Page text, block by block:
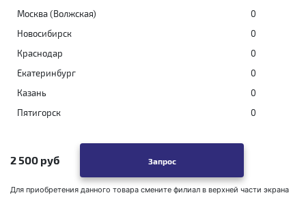
Москва (Волжская)
0
Новосибирск
0
Краснодар
0
Екатеринбург
0
Казань
0
Пятигорск
0
2 500 руб Запрос
Для приобретения данного товара смените филиал в верхней части экрана